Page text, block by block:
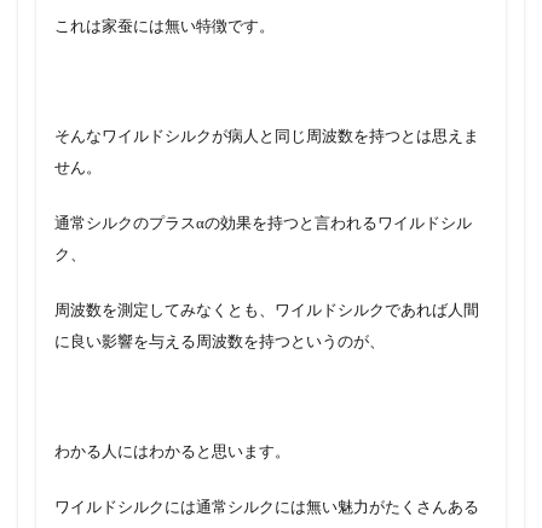
これは家蚕には無い特徴です。
そんなワイルドシルクが病人と同じ周波数を持つとは思えま
せん。
通常シルクのプラスαの効果を持つと言われるワイルドシル
ク、
周波数を測定してみなくとも、ワイルドシルクであれば人間
に良い影響を与える周波数を持つというのが、
わかる人にはわかると思います。
ワイルドシルクには通常シルクには無い魅力がたくさんある